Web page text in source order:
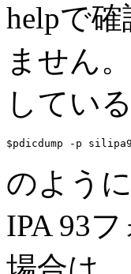
helpで
ません
してい
$pdicdump -p
のように
IPA 93